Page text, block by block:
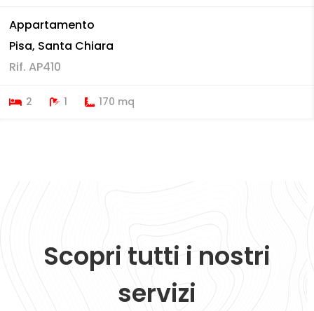
Appartamento
Pisa, Santa Chiara
Rif. AP410
2 1 170 mq
Scopri tutti i nostri
servizi